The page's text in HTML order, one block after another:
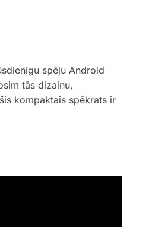
spēļu Android
tās dizainu,
kompaktais spēkrats ir